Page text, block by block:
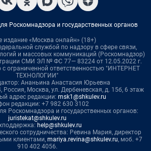
Роскомнадзора и государственных органов
издание «Москва онлайн» (18+)
службой по надзору в сфере связи,
и массовых коммуникаций (Роскомнадзор)
СМИ ЭЛ № ФС 77— 83224 от 12.05.2022 г.
с ограниченной ответственностью "ИНТЕРНЕТ
ТЕХНОЛОГИИ"
Ананьина Анастасия Юрьевна
Россия, Москва, ул. Дербеневская, д. 15б, 6 этаж
адрес редакции: msk1@shkulev.ru
редакции: +7 982 630 3102
Роскомнадзора и государственных органов:
juristekat@shkulev.ru
help@shkulev.ru
сотрудничества: Ревина Мария, директор
клиентами, mariya.revina@shkulev.ru, моб. +7
910 402 4056.